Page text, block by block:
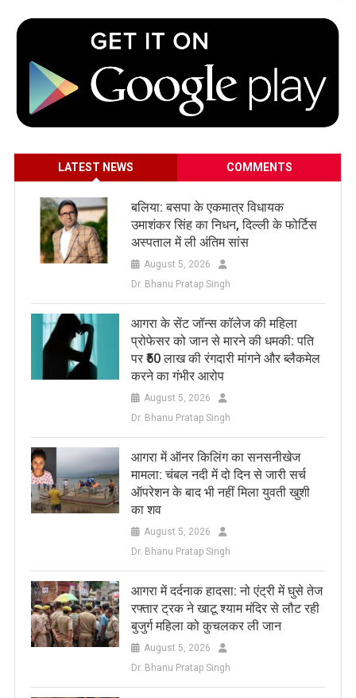
LATEST NEWS COMMENTS
बलिया: बसपा के एकमात्र विधायक
उमाशंकर सिंह का निधन, दिल्ली के फोर्टिस
अस्पताल में ली अंतिम सांस
August 5, 2026
Dr. Bhanu Pratap Singh
आगरा के सेंट जॉन्स कॉलेज की महिला
प्रोफेसर को जान से मारने की धमकी: पति
पर ₹50 लाख की रंगदारी मांगने और ब्लैकमेल
करने का गंभीर आरोप
August 5, 2026
Dr. Bhanu Pratap Singh
आगरा में ऑनर किलिंग का सनसनीखेज
मामला: चंबल नदी में दो दिन से जारी सर्च
ऑपरेशन के बाद भी नहीं मिला युवती खुशी
का शव
August 5, 2026
Dr. Bhanu Pratap Singh
आगरा में दर्दनाक हादसा: नो एंट्री में घुसे तेज
रफ्तार ट्रक ने खाटू श्याम मंदिर से लौट रही
बुजुर्ग महिला को कुचलकर ली जान
August 5, 2026
Dr. Bhanu Pratap Singh